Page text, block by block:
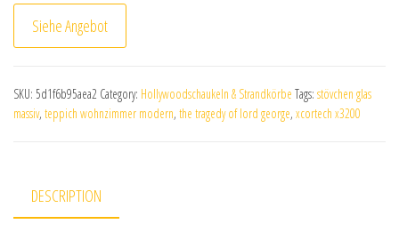
Siehe Angebot
SKU: 5d1f6b95aea2 Category: Hollywoodschaukeln & Strandkörbe Tags: stövchen glas
massiv, teppich wohnzimmer modern, the tragedy of lord george, xcortech x3200
DESCRIPTION